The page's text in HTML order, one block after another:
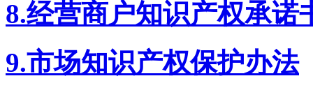
8.经营商户知识产权承诺
9.市场知识产权保护办法